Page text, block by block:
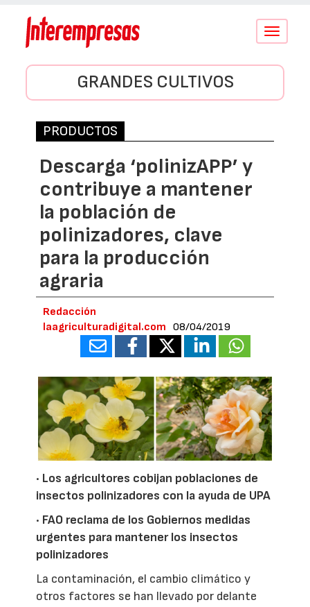
Conmutar
GRANDES CULTIVOS
PRODUCTOS
Descarga ‘polinizAPP’ y
contribuye a mantener
la población de
polinizadores, clave
para la producción
agraria
Redacción
laagriculturadigital.com
08/04/2019
· Los agricultores cobijan poblaciones de
insectos polinizadores con la ayuda de UPA
· FAO reclama de los Gobiernos medidas
urgentes para mantener los insectos
polinizadores
La contaminación, el cambio climático y
otros factores se han llevado por delante